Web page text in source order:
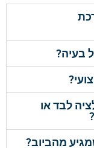
בעיה?
לבד או
מהביוב?